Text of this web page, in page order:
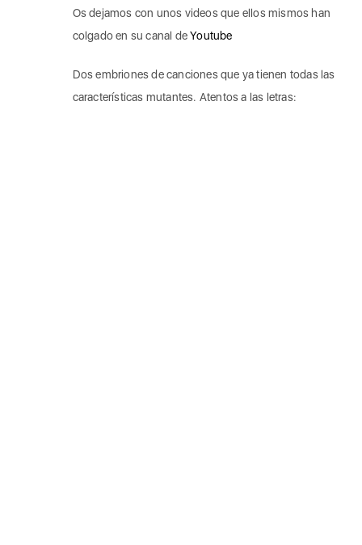
Os dejamos con unos videos que ellos mismos han
colgado en su canal deYoutube
Dos embriones de canciones que ya tienen todas las
características mutantes. Atentos a las letras: